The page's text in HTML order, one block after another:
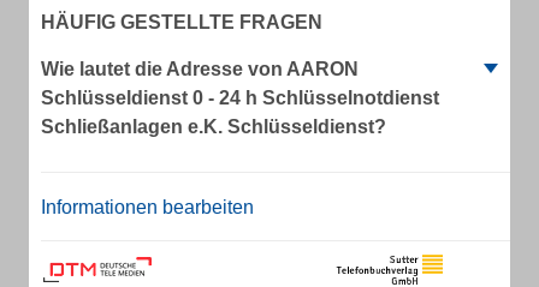
HÄUFIG GESTELLTE FRAGEN
Wie lautet die Adresse von AARON
Schlüsseldienst 0 - 24 h Schlüsselnotdienst
Schließanlagen e.K. Schlüsseldienst?
Informationen bearbeiten